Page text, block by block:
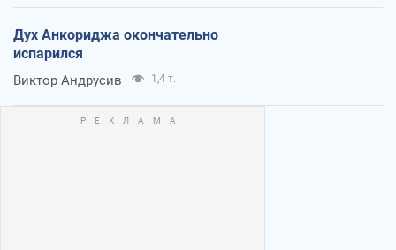
Дух Анкориджа окончательно
испарился
Виктор Андрусив 1,4 т.